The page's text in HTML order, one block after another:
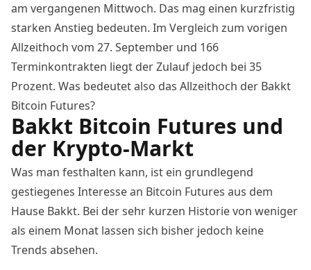
am vergangenen Mittwoch. Das mag einen kurzfristig
starken Anstieg bedeuten. Im Vergleich zum vorigen
Allzeithoch vom 27. September und 166
Terminkontrakten liegt der Zulauf jedoch bei 35
Prozent. Was bedeutet also das Allzeithoch der Bakkt
Bitcoin Futures?
Bakkt Bitcoin Futures und
der Krypto-Markt
Was man festhalten kann, ist ein grundlegend
gestiegenes Interesse an Bitcoin Futures aus dem
Hause Bakkt. Bei der sehr kurzen Historie von weniger
als einem Monat lassen sich bisher jedoch keine
Trends absehen.